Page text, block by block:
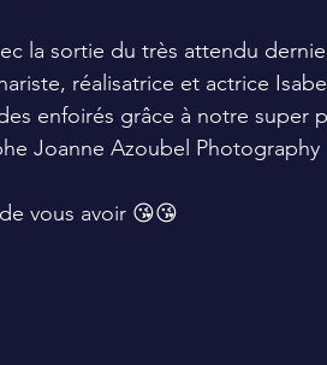
la sortie du très attendu
réalisatrice et actrice
enfoirés grâce à notre super
Joanne Azoubel Photography
vous avoir 😘😘